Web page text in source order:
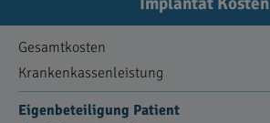
Gesamtkosten
Krankenkassenleistung
Eigenbeteiligung Patient